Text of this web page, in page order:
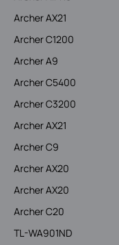
Archer AX21
Archer C1200
Archer A9
Archer C5400
Archer C3200
Archer AX21
Archer C9
Archer AX20
Archer AX20
Archer C20
TL-WA901ND